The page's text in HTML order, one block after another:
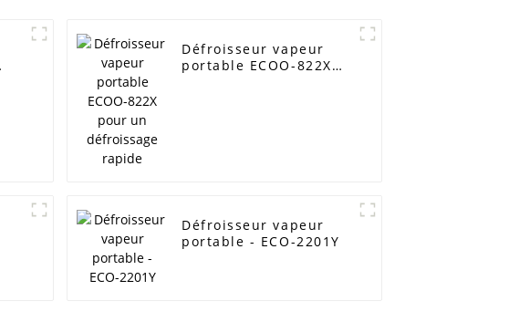
Défroisseur vapeur
portable ECOO-822X
Défroisseur vapeur
portable - ECO-2201Y